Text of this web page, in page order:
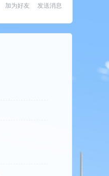
加为好友 发送消息